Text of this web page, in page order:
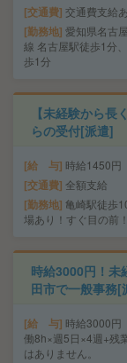
交通費 交通費支給
勤務地 愛知県名古
線 名古屋駅徒歩1分
歩1分
【未経験から
らの受付[派遣]
給 与 時給1450
交通費 全額支給
勤務地 亀崎駅徒歩
場あり！すぐ目の前！
時給3000円！未
田市で一般事務[
給 与 時給3000
働8h×週5日×4週+残
はありません。